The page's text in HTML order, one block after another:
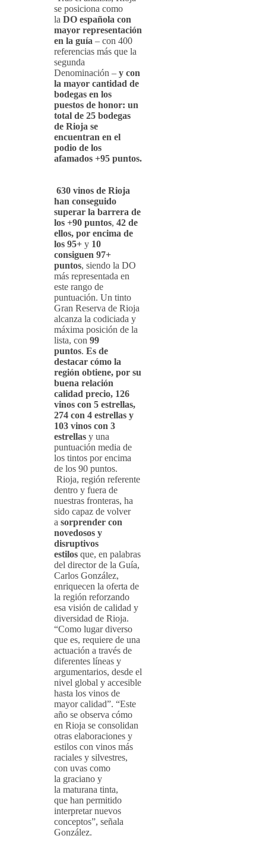
se posiciona como
la DO española con
mayor representación
en la guía – con 400
referencias más que la
segunda
Denominación – y con
la mayor cantidad de
bodegas en los
puestos de honor: un
total de 25 bodegas
de Rioja se
encuentran en el
podio de los
afamados +95 puntos.
630 vinos de Rioja
han conseguido
superar la barrera de
los +90 puntos, 42 de
ellos, por encima de
los 95+ y 10
consiguen 97+
puntos, siendo la DO
más representada en
este rango de
puntuación. Un tinto
Gran Reserva de Rioja
alcanza la codiciada y
máxima posición de la
lista, con 99
puntos. Es de
destacar cómo la
región obtiene, por su
buena relación
calidad precio, 126
vinos con 5 estrellas,
274 con 4 estrellas y
103 vinos con 3
estrellas y una
puntuación media de
los tintos por encima
de los 90 puntos.
Rioja, región referente
dentro y fuera de
nuestras fronteras, ha
sido capaz de volver
a sorprender con
novedosos y
disruptivos
estilos que, en palabras
del director de la Guía,
Carlos González,
enriquecen la oferta de
la región reforzando
esa visión de calidad y
diversidad de Rioja.
“Como lugar diverso
que es, requiere de una
actuación a través de
diferentes líneas y
argumentarios, desde el
nivel global y accesible
hasta los vinos de
mayor calidad”. “Este
año se observa cómo
en Rioja se consolidan
otras elaboraciones y
estilos con vinos más
raciales y silvestres,
con uvas como
la graciano y
la maturana tinta,
que han permitido
interpretar nuevos
conceptos”, señala
González.